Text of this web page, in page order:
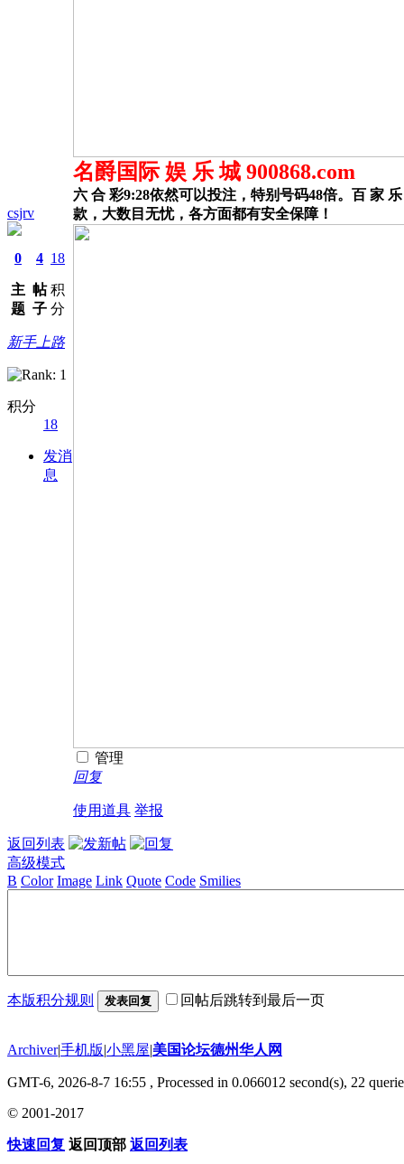
csjrv
0
主
题
4
帖
子
18
积
分
新手上路
积分
18
发消
息
名爵国际 娱 乐 城 900868.com
六 合 彩9:28依然可以投注，特别号码48倍。百 家
款，大数目无忧，各方面都有安全保障！
管理
回复
使用道具 举报
返回列表
高级模式
B Color Image Link Quote Code Smilies
本版积分规则 发表回复 回帖后跳转到最后一页
Archiver|手机版|小黑屋|美国论坛德州华人网
GMT-6, 2026-8-7 16:55 , Processed in 0.066012 second(s), 22
© 2001-2017
快速回复 返回顶部 返回列表